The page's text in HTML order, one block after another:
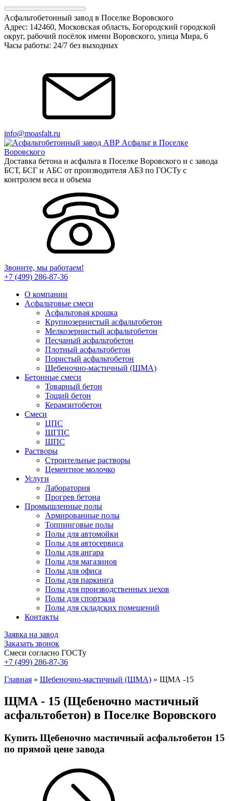
Асфальтобетонный завод в Поселке Воровского
Адрес: 142460, Московская область, Богородский городской
округ, рабочий посёлок имени Воровского, улица Мира, 6
Часы работы: 24/7 без выходных
info@moasfalt.ru
Доставка бетона и асфальта в Поселке Воровского и с завода
БСТ, БСГ и АБС от производителя АБЗ по ГОСТу с
контролем веса и объема
Звоните, мы работаем!
+7 (499) 286-87-36
О компании
Асфальтовые смеси
Асфальтовая крошка
Крупнозернистый асфальтобетон
Мелкозернистый асфальтобетон
Песчаный асфальтобетон
Плотный асфальтобетон
Пористый асфальтобетон
Щебеночно-мастичный (ЩМА)
Бетонные смеси
Товарный бетон
Тощий бетон
Керамзитобетон
Смеси
ЦПС
ЩГПС
ЩПС
Растворы
Строительные растворы
Цементное молочко
Услуги
Лаборатория
Прогрев бетона
Промышленные полы
Армированные полы
Топпинговые полы
Полы для автомойки
Полы для автосервиса
Полы для ангара
Полы для магазинов
Полы для офиса
Полы для паркинга
Полы для производственных цехов
Полы для спортзала
Полы для складских помещений
Контакты
Заявка на завод
Заказать звонок
Смеси согласно ГОСТу
+7 (499) 286-87-36
Главная » Щебеночно-мастичный (ЩМА) » ЩМА -15
ЩМА - 15 (Щебеночно мастичный
асфальтобетон) в Поселке Воровского
Купить Щебеночно мастичный асфальтобетон 15
по прямой цене завода